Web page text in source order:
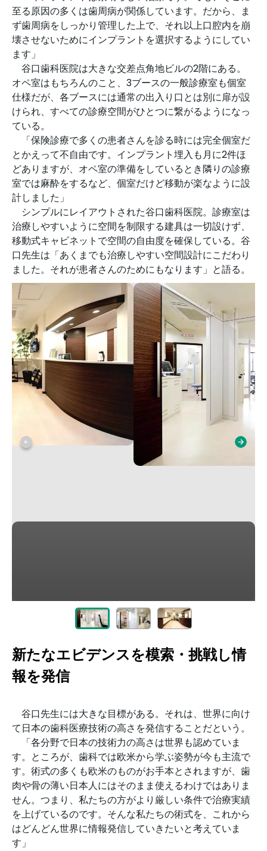
至る原因の多くは歯周病が関係しています。だから、ま
ず歯周病をしっかり管理した上で、それ以上口腔内を崩
壊させないためにインプラントを選択するようにしてい
ます」
谷口歯科医院は大きな交差点角地ビルの2階にある。
オペ室はもちろんのこと、3ブースの一般診療室も個室
仕様だが、各ブースには通常の出入り口とは別に扉が設
けられ、すべての診療空間がひとつに繋がるようになっ
ている。
「保険診療で多くの患者さんを診る時には完全個室だ
とかえって不自由です。インプラント埋入も月に2件ほ
どありますが、オペ室の準備をしているとき隣りの診療
室では麻酔をするなど、個室だけど移動が楽なように設
計しました」
シンプルにレイアウトされた谷口歯科医院。診療室は
治療しやすいように空間を制限する建具は一切設けず、
移動式キャビネットで空間の自由度を確保している。谷
口先生は「あくまでも治療しやすい空間設計にこだわり
ました。それが患者さんのためにもなります」と語る。
新たなエビデンスを模索・挑戦し情
報を発信
谷口先生には大きな目標がある。それは、世界に向け
て日本の歯科医療技術の高さを発信することだという。
「各分野で日本の技術力の高さは世界も認めていま
す。ところが、歯科では欧米から学ぶ姿勢が今も主流で
す。術式の多くも欧米のものがお手本とされますが、歯
肉や骨の薄い日本人にはそのまま使えるわけではありま
せん。つまり、私たちの方がより厳しい条件で治療実績
を上げているのです。そんな私たちの術式を、これから
はどんどん世界に情報発信していきたいと考えていま
す」